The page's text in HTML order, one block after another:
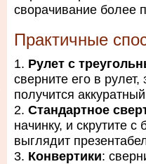
сворачивание более
Практичные
Рулет с
сверните его в
получится
Стандартное
начинку, и скрутите
выглядит
Конвертики: